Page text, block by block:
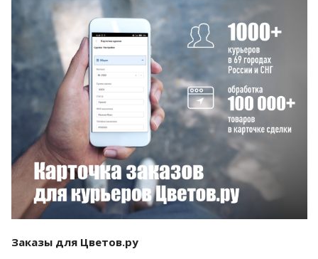
Смотреть проект
Заказы для Цветов.ру